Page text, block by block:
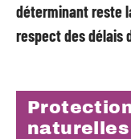
déterminant reste
respect des délais